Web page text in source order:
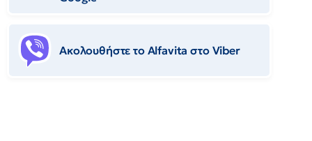
Ακολουθήστε το Αlfavita στο Viber